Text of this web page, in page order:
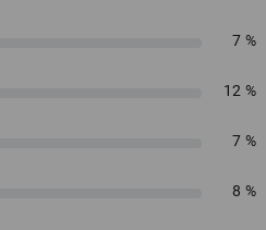
7 %
12 %
7 %
8 %